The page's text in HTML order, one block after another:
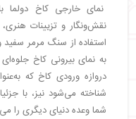
نمای خارجی کاخ دولما
نقش‌ونگار و تزیینات
استفاده از سنگ مرمر
به نمای بیرونی کاخ
دروازه ورودی کاخ که
شناخته می‌شود نیز، با
شما وعده دنیای دیگری را